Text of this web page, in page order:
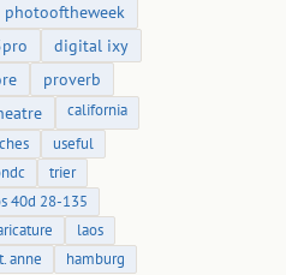
photooftheweek
digital ixy
proverb
california
useful
trier
40d 28-135
laos
anne
hamburg